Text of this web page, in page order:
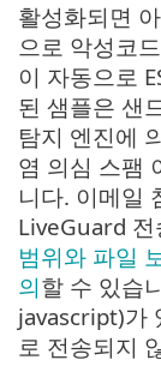
활성화되면
으로 악성코
이 자동으로
된 샘플은 샌
탐지 엔진에
염 의심 스팸
니다. 이메일
LiveGuard
범위와 파일
의할 수 있습
javascript)가
로 전송되지